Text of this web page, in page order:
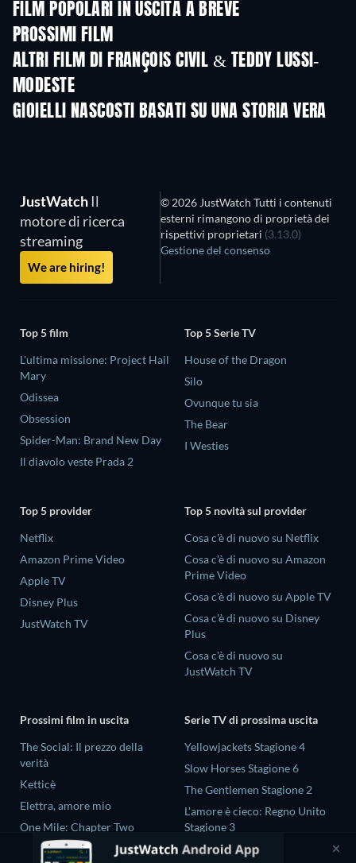
FILM POPOLARI IN USCITA A BREVE
PROSSIMI FILM
ALTRI FILM DI FRANÇOIS CIVIL & TEDDY LUSSI-
MODESTE
GIOIELLI NASCOSTI BASATI SU UNA STORIA VERA
JustWatch Il
motore di ricerca
streaming
We are hiring!
© 2026 JustWatch Tutti i contenuti
esterni rimangono di proprietà dei
rispettivi proprietari (3.13.0)
Gestione del consenso
Top 5 film
L'ultima missione: Project Hail
Mary
Odissea
Obsession
Spider-Man: Brand New Day
Il diavolo veste Prada 2
Top 5 Serie TV
House of the Dragon
Silo
Ovunque tu sia
The Bear
I Westies
Top 5 provider
Netflix
Amazon Prime Video
Apple TV
Disney Plus
JustWatch TV
Top 5 novità sul provider
Cosa c'è di nuovo su Netflix
Cosa c'è di nuovo su Amazon
Prime Video
Cosa c'è di nuovo su Apple TV
Cosa c'è di nuovo su Disney
Plus
Cosa c'è di nuovo su
JustWatch TV
Prossimi film in uscita
The Social: Il prezzo della
verità
Ketticè
Elettra, amore mio
One Mile: Chapter Two
One Mile: Chapter One
Serie TV di prossima uscita
Yellowjackets Stagione 4
Slow Horses Stagione 6
The Gentlemen Stagione 2
L'amore è cieco: Regno Unito
Stagione 3
Ricky Gervais Alley Cats